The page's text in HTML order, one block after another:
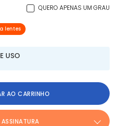
QUERO APENAS UM GRAU
lentes
USO
AO CARRINHO
ASSINATURA